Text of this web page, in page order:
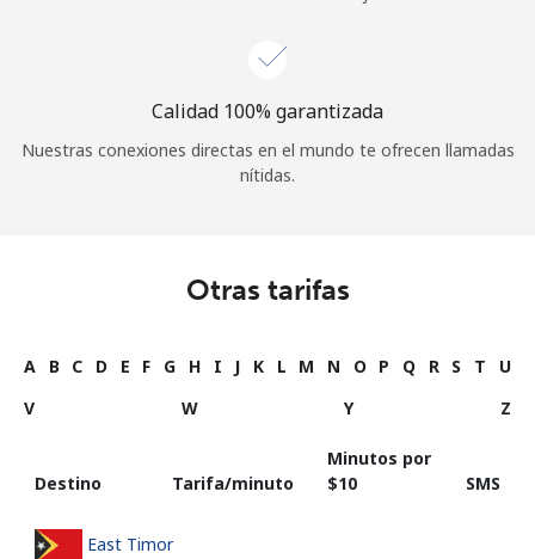
Calidad 100% garantizada
Nuestras conexiones directas en el mundo te ofrecen llamadas
nítidas.
Otras tarifas
A B C D E F G H I J K L M N O P Q R S T
U
V
W Y Z
Destino Tarifa/minuto
Minutos por
⁦$10⁩
SMS
East Timor